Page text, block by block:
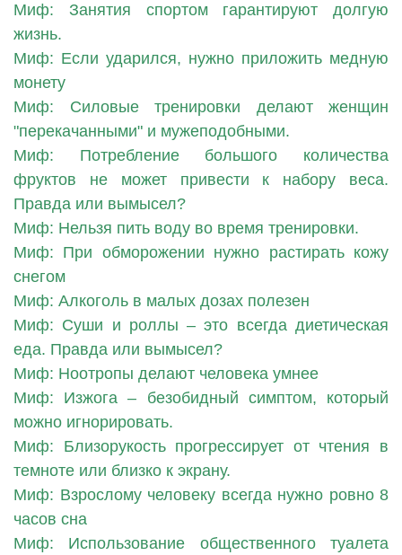
Миф: Занятия спортом гарантируют долгую
жизнь.
Миф: Если ударился, нужно приложить медную
монету
Миф: Силовые тренировки делают женщин
"перекачанными" и мужеподобными.
Миф: Потребление большого количества
фруктов не может привести к набору веса.
Правда или вымысел?
Миф: Нельзя пить воду во время тренировки.
Миф: При обморожении нужно растирать кожу
снегом
Миф: Алкоголь в малых дозах полезен
Миф: Суши и роллы – это всегда диетическая
еда. Правда или вымысел?
Миф: Ноотропы делают человека умнее
Миф: Изжога – безобидный симптом, который
можно игнорировать.
Миф: Близорукость прогрессирует от чтения в
темноте или близко к экрану.
Миф: Взрослому человеку всегда нужно ровно 8
часов сна
Миф: Использование общественного туалета